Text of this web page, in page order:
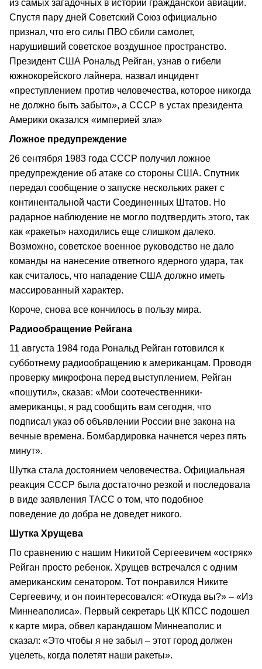
из самых загадочных в истории гражданской авиации.
Спустя пару дней Советский Союз официально
признал, что его силы ПВО сбили самолет,
нарушивший советское воздушное пространство.
Президент США Рональд Рейган, узнав о гибели
южнокорейского лайнера, назвал инцидент
«преступлением против человечества, которое никогда
не должно быть забыто», а СССР в устах президента
Америки оказался «империей зла»
Ложное предупреждение
26 сентября 1983 года СССР получил ложное
предупреждение об атаке со стороны США. Спутник
передал сообщение о запуске нескольких ракет с
континентальной части Соединенных Штатов. Но
радарное наблюдение не могло подтвердить этого, так
как «ракеты» находились еще слишком далеко.
Возможно, советское военное руководство не дало
команды на нанесение ответного ядерного удара, так
как считалось, что нападение США должно иметь
массированный характер.
Короче, снова все кончилось в пользу мира.
Радиообращение Рейгана
11 августа 1984 года Рональд Рейган готовился к
субботнему радиообращению к американцам. Проводя
проверку микрофона перед выступлением, Рейган
«пошутил», сказав: «Мои соотечественники-
американцы, я рад сообщить вам сегодня, что
подписал указ об объявлении России вне закона на
вечные времена. Бомбардировка начнется через пять
минут».
Шутка стала достоянием человечества. Официальная
реакция СССР была достаточно резкой и последовала
в виде заявления ТАСС о том, что подобное
поведение до добра не доведет никого.
Шутка Хрущева
По сравнению с нашим Никитой Сергеевичем «остряк»
Рейган просто ребенок. Хрущев встречался с одним
американским сенатором. Тот понравился Никите
Сергеевичу, и он поинтересовался: «Откуда вы?» – «Из
Миннеаполиса». Первый секретарь ЦК КПСС подошел
к карте мира, обвел карандашом Миннеаполис и
сказал: «Это чтобы я не забыл – этот город должен
уцелеть, когда полетят наши ракеты».